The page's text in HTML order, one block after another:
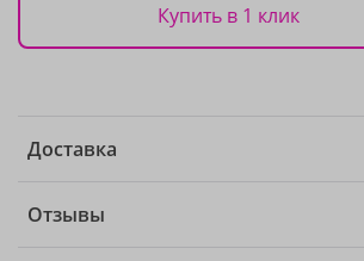
Купить в 1 клик
Доставка
Отзывы